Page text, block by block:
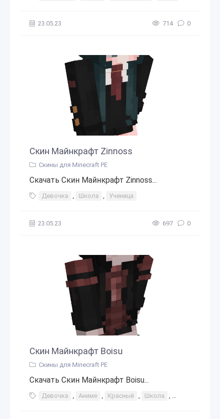
23.05.23 714 0
Скин Майнкрафт Zinnoss
Скины для Minecraft PE
Скачать Скин Майнкрафт Zinnoss...
Девочка , Школа , Ученица
23.05.23 697 0
Скин Майнкрафт Boisu
Скины для Minecraft PE
Скачать Скин Майнкрафт Boisu...
Девочка , Аниме , Красный , Школа , Ученица